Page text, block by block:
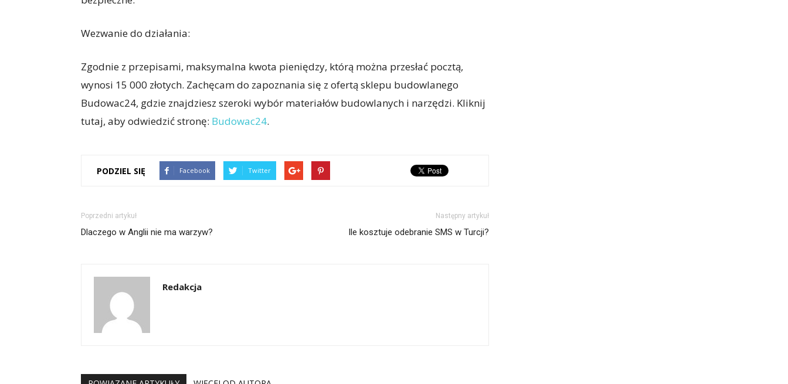
Wezwanie do działania:
Zgodnie z przepisami, maksymalna kwota pieniędzy, którą można przesłać pocztą,
wynosi 15 000 złotych. Zachęcam do zapoznania się z ofertą sklepu budowlanego
Budowac24, gdzie znajdziesz szeroki wybór materiałów budowlanych i narzędzi. Kliknij
tutaj, aby odwiedzić stronę: Budowac24.
PODZIEL SIĘ Facebook Twitter
Poprzedni artykuł
Dlaczego w Anglii nie ma warzyw?
Następny artykuł
Ile kosztuje odebranie SMS w Turcji?
Redakcja